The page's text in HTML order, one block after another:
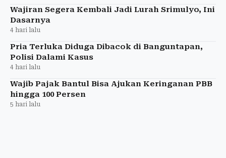
Wajiran Segera Kembali Jadi Lurah Srimulyo, Ini
Dasarnya
4 hari lalu
Pria Terluka Diduga Dibacok di Banguntapan,
Polisi Dalami Kasus
4 hari lalu
Wajib Pajak Bantul Bisa Ajukan Keringanan PBB
hingga 100 Persen
5 hari lalu